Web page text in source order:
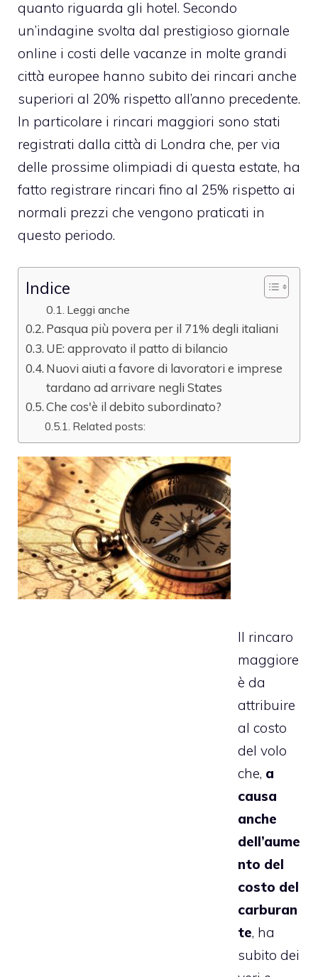
quanto riguarda gli hotel. Secondo
un’indagine svolta dal prestigioso giornale
online i costi delle vacanze in molte grandi
città europee hanno subito dei rincari anche
superiori al 20% rispetto all’anno precedente.
In particolare i rincari maggiori sono stati
registrati dalla città di Londra che, per via
delle prossime olimpiadi di questa estate, ha
fatto registrare rincari fino al 25% rispetto ai
normali prezzi che vengono praticati in
questo periodo.
Indice
Leggi anche
Pasqua più povera per il 71% degli italiani
UE: approvato il patto di bilancio
Nuovi aiuti a favore di lavoratori e imprese
tardano ad arrivare negli States
Che cos'è il debito subordinato?
Related posts:
Il rincaro
maggiore
è da
attribuire
al costo
del volo
che, a
causa
anche
dell’aume
nto del
costo del
carburan
te, ha
subito dei